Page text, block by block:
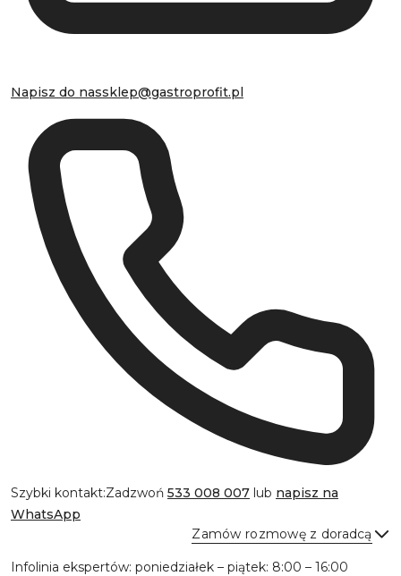
Napisz do nassklep@gastroprofit.pl
Szybki kontakt:Zadzwoń 533 008 007 lub napisz na
WhatsApp
Zamów rozmowę z doradcą
Infolinia ekspertów: poniedziałek – piątek: 8:00 – 16:00